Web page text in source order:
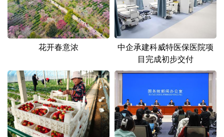
花开春意浓
中企承建科威特医保医院项
目完成初步交付